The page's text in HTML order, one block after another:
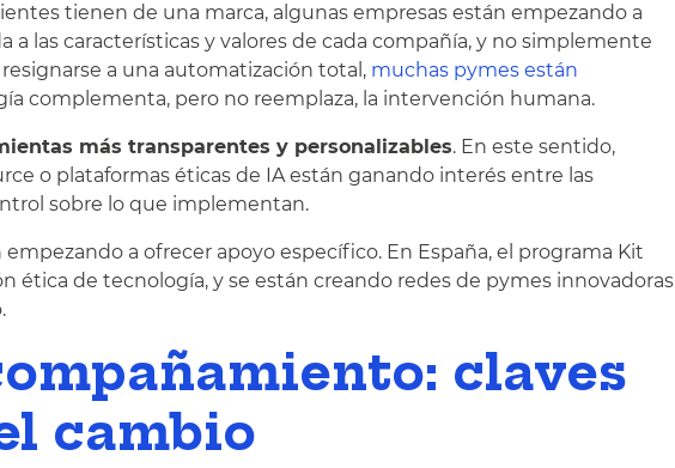
tienen de una marca, algunas empresas están empezando a
a las características y valores de cada compañía, y no simplemente
a una automatización total, muchas pymes están
complementa, pero no reemplaza, la intervención humana.
más transparentes y personalizables. En este sentido,
o plataformas éticas de IA están ganando interés entre las
sobre lo que implementan.
a ofrecer apoyo específico. En España, el programa Kit
ética de tecnología, y se están creando redes de pymes innovadoras
claves
cambio